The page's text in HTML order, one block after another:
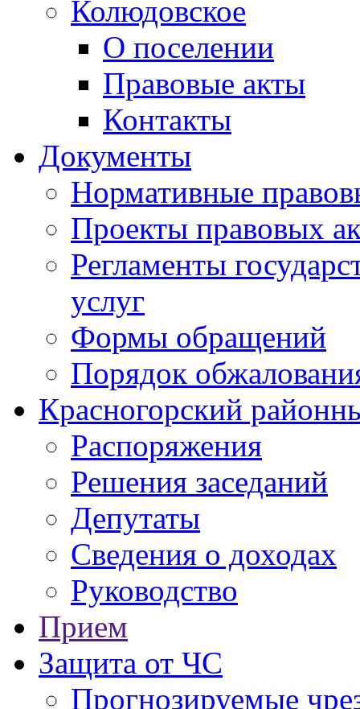
Колюдовское
О поселении
Правовые акты
Контакты
Документы
Нормативные
Проекты правовых
Регламенты
услуг
Формы обращений
Порядок
Красногорский
Распоряжения
Решения заседаний
Депутаты
Сведения о доходах
Руководство
Прием
Защита от ЧС
Прогнозируемые